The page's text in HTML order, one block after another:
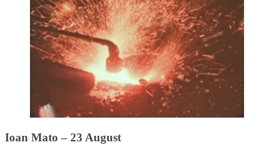
Ioan Mato – 23 August